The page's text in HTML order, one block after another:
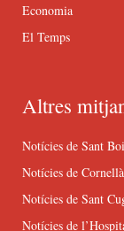
Economia
El Temps
Altres
Notícies de Sant
Notícies de
Notícies de Sant
Notícies de